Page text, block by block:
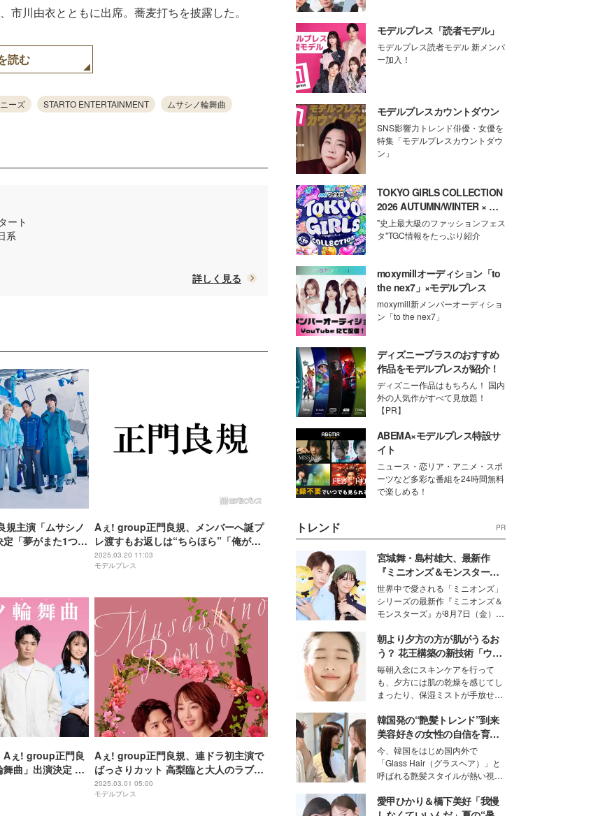
市川由衣とともに出席。蕎麦打ちを披露した。
読む
ーズ STARTO ENTERTAINMENT ムサシノ輪舞曲
ート
系
詳しく見る
主演「ムサシノ
「夢がまた1つ叶
Aぇ! group正門良規、メンバーへ誕プ
レ渡すもお返しは“ちらほら”「俺が勝
手にしてるだけ」
2025.03.20 11:03
モデルプレス
Aぇ! group正門良
曲」出演決定 バ
マザー役に
Aぇ! group正門良規、連ドラ初主演で
ばっさりカット 高梨臨と大人のラブス
トーリー描く【ムサシノ輪舞曲】
2025.03.01 05:00
モデルプレス
モデルプレス「読者モデル」
モデルプレス読者モデル 新メンバ
ー加入！
モデルプレスカウントダウン
SNS影響力トレンド俳優・女優を
特集「モデルプレスカウントダウ
ン」
TOKYO GIRLS COLLECTION
2026 AUTUMN/WINTER × モ
デルプレス
"史上最大級のファッションフェス
タ"TGC情報をたっぷり紹介
moxymillオーディション「to
the nex7」×モデルプレス
moxymill新メンバーオーディショ
ン「to the nex7」
ディズニープラスのおすすめ
作品をモデルプレスが紹介！
ディズニー作品はもちろん！ 国内
外の人気作がすべて見放題！
【PR】
ABEMA×モデルプレス特設サ
イト
ニュース・恋リア・アニメ・スポ
ーツなど多彩な番組を24時間無料
で楽しめる！
トレンド PR
宮城舞・島村雄大、最新作
『ミニオンズ＆モンスター
ズ』の魅力熱弁 ハチャメチャ
だけじゃない“友情と絆”に感
動
世界中で愛される「ミニオンズ」
シリーズの最新作『ミニオンズ＆
モンスターズ』が8月7日（金）に
ニオン好き”という共通点を持つモ
デルの宮城舞と島村雄大の特別対
談をお届け！それぞれの視点か
ら、今作ならではの魅力や予想外
の感動をもたらす奥深いストーリ
ーについて熱く語り合ってもらっ
た。
朝より夕方の方が肌がうるお
う？ 花王構築の新技術「ウォ
ーターキャプチャリングスキ
ン（捕水肌）」がスキンケア
の常識を変える予感
毎朝入念にスキンケアを行って
も、夕方には肌の乾燥を感じてし
まったり、保湿ミストが手放せな
な美容の常識を大きく変える可能
性を秘めた、革新的な「Water
Capturing Skin（ウォーターキャ
プチャリングスキン：捕水肌）」
技術を、花王が構築した。
韓国発の“艶髪トレンド”到来
美容好きの女性の自信を育む
「ヘアケア事情」って？
今、韓国をはじめ国内外で
「Glass Hair（グラスヘア）」と
呼ばれる艶髪スタイルが熱い視線
ションの完成度を高めるベースと
して、“髪そのものの美しさ”に改
愛甲ひかり＆橋下美好「我慢